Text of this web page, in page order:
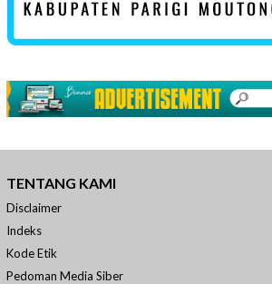
TENTANG KAMI
Disclaimer
Indeks
Kode Etik
Pedoman Media Siber